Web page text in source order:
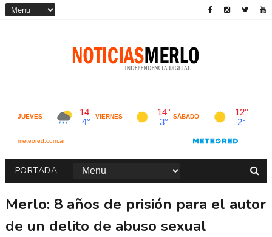
PORTADA
Merlo: 8 años de prisión para el autor
de un delito de abuso sexual